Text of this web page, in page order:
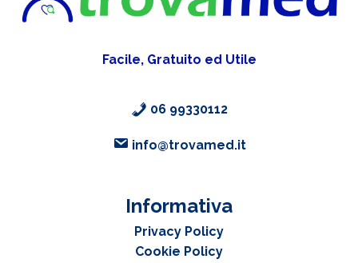
Facile, Gratuito ed Utile
06 99330112
info@trovamed.it
Informativa
Privacy Policy
Cookie Policy